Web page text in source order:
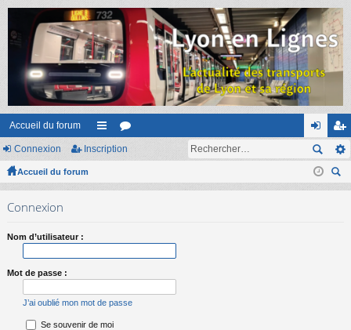
Accueil du forum
ac
s
or on
ne
ns
cri
Connexion Inscription
Accueil du forum
ec
Connexion
Nom d’utilisateur :
Mot de passe :
J’ai oublié mon mot de passe
Se souvenir de moi